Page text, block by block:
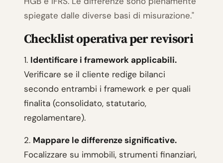
spiegate dalle diverse basi di misurazione."
Checklist operativa per revisori
1. Identificare i framework applicabili.
Verificare se il cliente redige bilanci
secondo entrambi i framework e per quali
finalita (consolidato, statutario,
regolamentare).
2. Mappare le differenze significative.
Focalizzare su immobili, strumenti finanziari,